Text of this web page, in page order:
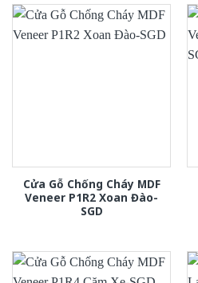
Cửa Gỗ Chống Cháy MDF
Veneer P1R2 Xoan Đào-
SGD